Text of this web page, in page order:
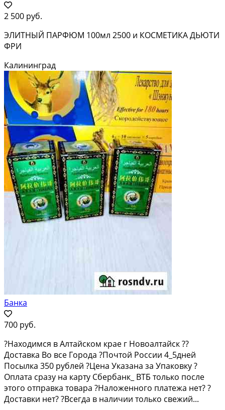
2 500 руб.
ЭЛИТНЫЙ ПАРФЮМ 100мл 2500 и КОСМЕТИКА ДЬЮТИ
ФРИ
Калининград
Банка
700 руб.
?Находимся в Алтайском крае г Новоалтайск ??
Доставка Во все Города ?Почтой России 4_5дней
Посылка 350 рублей ?Цена Указана за Упаковку ?
Оплата сразу на карту Сбербанк_ ВТБ только после
этого отправка товара ?Наложенного платежа нет? ?
Доставки нет? ?Всегда в наличии только свежий...